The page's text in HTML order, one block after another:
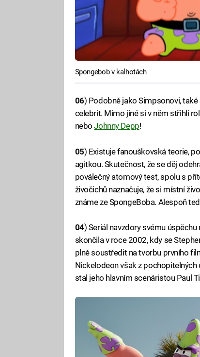
Spongebob v kalhotách
06) Podobně jako Simpsonovi,
celebrit. Mimo jiné si v něm střihli
neboJohnny Depp!
05) Existuje fanouškovská teorie,
agitkou. Skutečnost, že se děj
poválečný atomový test, spolu s
živočichů naznačuje, že si místní
známe ze SpongeBoba. Alespoň
04) Seriál navzdory svému
skončila v roce 2002, kdy se
plně soustředit na tvorbu prvního
Nickelodeon však z
stal jeho hlavním scenáristou Paul